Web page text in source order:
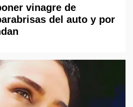
vinagre de
del auto y por